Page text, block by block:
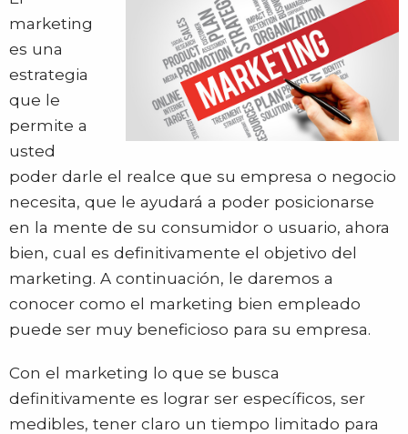
marketing
es una
estrategia
que le
permite a
usted
poder darle el realce que su empresa o negocio
necesita, que le ayudará a poder posicionarse
en la mente de su consumidor o usuario, ahora
bien, cual es definitivamente el objetivo del
marketing. A continuación, le daremos a
conocer como el marketing bien empleado
puede ser muy beneficioso para su empresa.
Con el marketing lo que se busca
definitivamente es lograr ser específicos, ser
medibles, tener claro un tiempo limitado para